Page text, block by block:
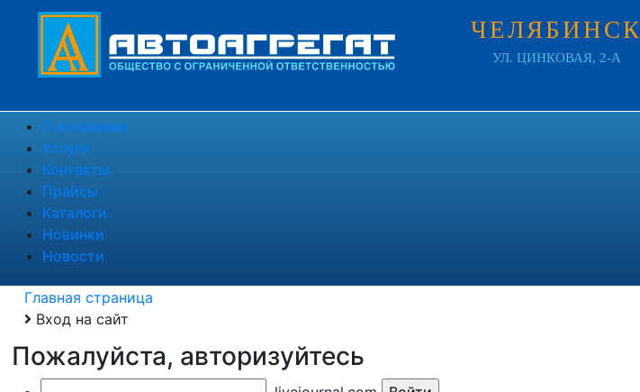
ЧЕЛЯБИНСК
УЛ. ЦИНКОВАЯ, 2-А
О компании
Услуги
Контакты
Прайсы
Каталоги
Новинки
Новости
Главная страница
Вход на сайт
Пожалуйста, авторизуйтесь